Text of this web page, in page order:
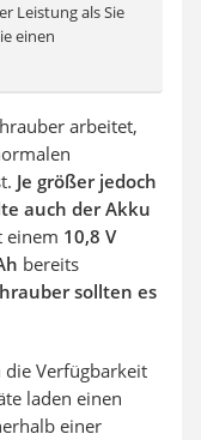
Leistung als Sie
einen
arbeitet,
Je größer jedoch
auch der Akku
einem 10,8 V
bereits
sollten es
die Verfügbarkeit
laden einen
einer